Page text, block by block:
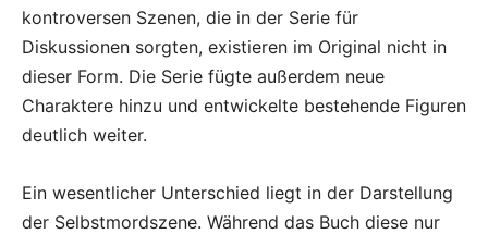
kontroversen Szenen, die in der Serie für
Diskussionen sorgten, existieren im Original nicht in
dieser Form. Die Serie fügte außerdem neue
Charaktere hinzu und entwickelte bestehende Figuren
deutlich weiter.
Ein wesentlicher Unterschied liegt in der Darstellung
der Selbstmordszene. Während das Buch diese nur